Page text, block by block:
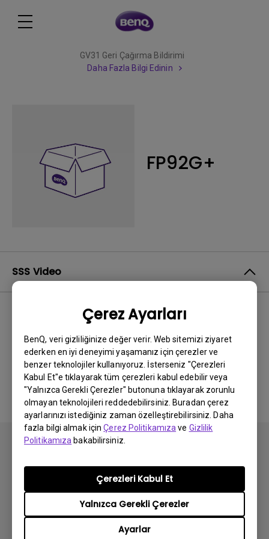
Çerez Ayarları
BenQ, veri gizliliğinize değer verir. Web sitemizi ziyaret
ederken en iyi deneyimi yaşamanız için çerezler ve
benzer teknolojiler kullanıyoruz. İsterseniz "Çerezleri
Kabul Et"e tıklayarak tüm çerezleri kabul edebilir veya
"Yalnızca Gerekli Çerezler" butonuna tıklayarak zorunlu
olmayan teknolojileri reddedebilirsiniz. Buradan çerez
ayarlarınızı istediğiniz zaman özelleştirebilirsiniz. Daha
fazla bilgi almak içinÇerez Politikamıza ve Gizlilik
Politikamıza bakabilirsiniz.
Ayarlar
Yalnızca Gerekli Çerezler
Çerezleri Kabul Et
GV31 Geri Çağırma Bildirimi
Daha Fazla Bilgi Edinin
FP92G+
SSS Video
İlgili video yok
Abone olun